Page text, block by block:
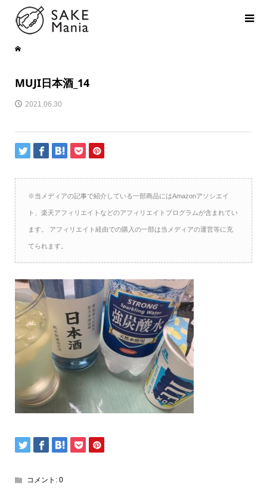
MUJI日本酒_14
2021.06.30
※当メディアの記事で紹介している一部商品にはAmazonアソシエイ
ト、楽天アフィリエイトなどのアフィリエイトプログラムが含まれてい
ます。 アフィリエイト経由での購入の一部は当メディアの運営等に充
てられます。
コメント: 0